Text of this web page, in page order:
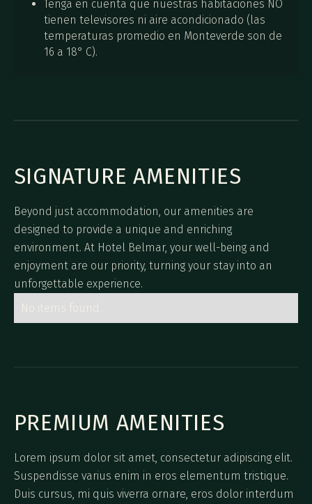
Tenga en cuenta que nuestras habitaciones NO
tienen televisores ni aire acondicionado (las
temperaturas promedio en Monteverde son de
16 a 18° C).
SIGNATURE AMENITIES
Beyond just accommodation, our amenities are
designed to provide a unique and enriching
environment. At Hotel Belmar, your well-being and
enjoyment are our priority, turning your stay into an
unforgettable experience.
No items found.
PREMIUM AMENITIES
Lorem ipsum dolor sit amet, consectetur adipiscing elit.
Suspendisse varius enim in eros elementum tristique.
Duis cursus, mi quis viverra ornare, eros dolor interdum